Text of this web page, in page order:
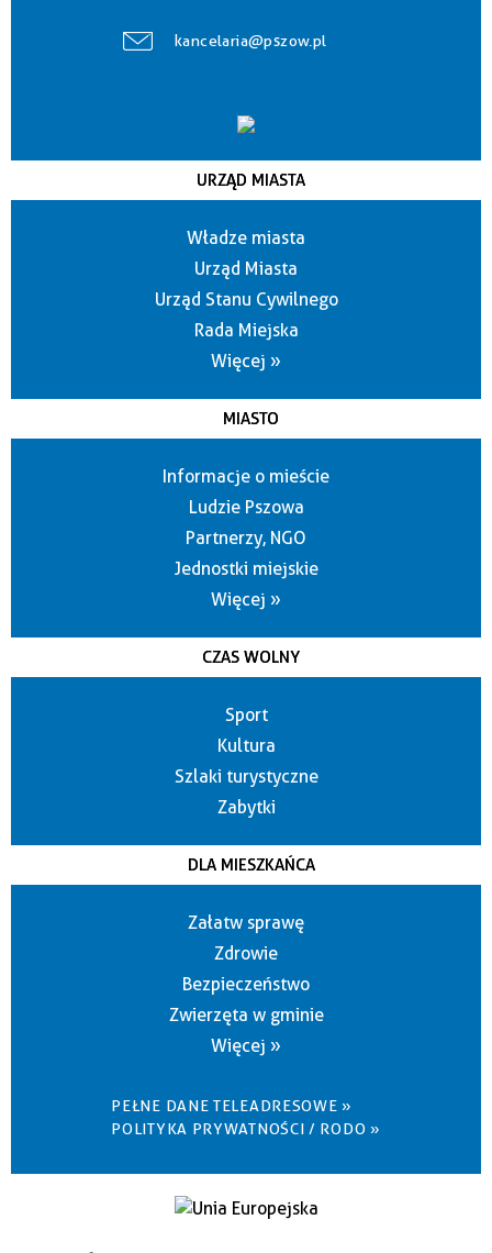
kancelaria@pszow.pl
URZĄD MIASTA
Władze miasta
Urząd Miasta
Urząd Stanu Cywilnego
Rada Miejska
Więcej »
MIASTO
Informacje o mieście
Ludzie Pszowa
Partnerzy, NGO
Jednostki miejskie
Więcej »
CZAS WOLNY
Sport
Kultura
Szlaki turystyczne
Zabytki
DLA MIESZKAŃCA
Załatw sprawę
Zdrowie
Bezpieczeństwo
Zwierzęta w gminie
Więcej »
PEŁNE DANE TELEADRESOWE »
POLITYKA PRYWATNOŚCI / RODO »